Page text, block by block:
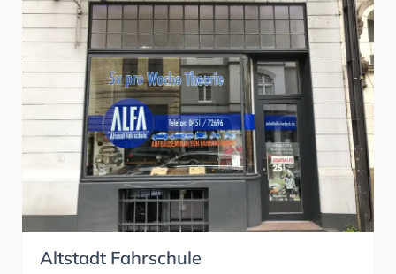
Altstadt Fahrschule